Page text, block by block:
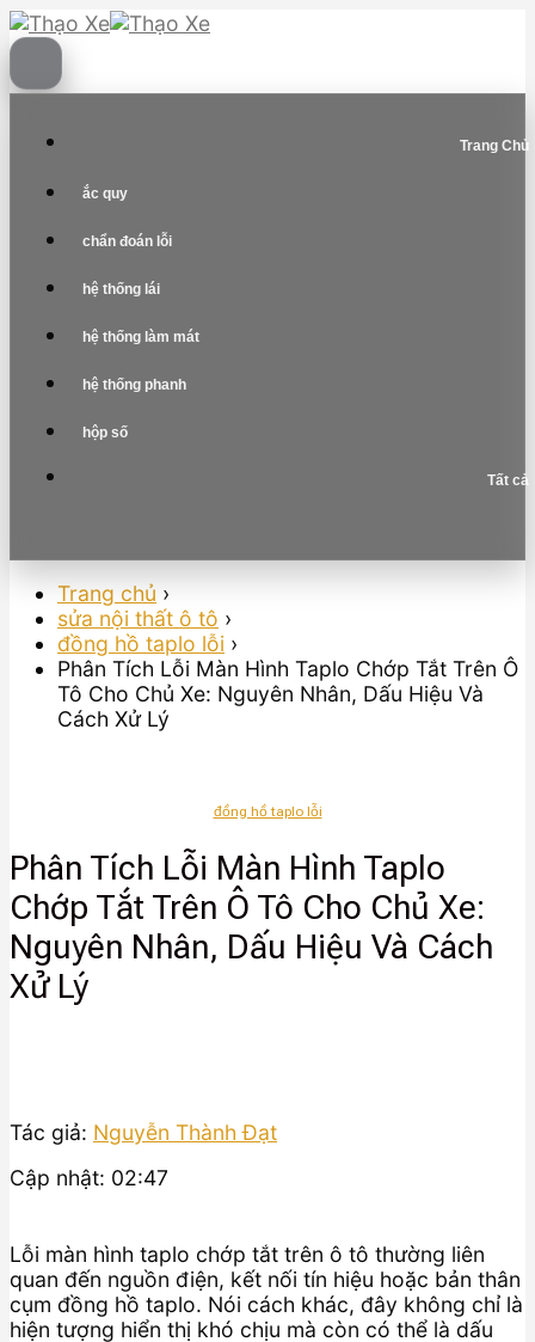
Skip
to
content
Trang Chủ
ắc quy
chẩn đoán lỗi
hệ thống lái
hệ thống làm mát
hệ thống phanh
hộp số
Tất cả
Trang chủ ›
sửa nội thất ô tô ›
đồng hồ taplo lỗi ›
Phân Tích Lỗi Màn Hình Taplo Chớp Tắt Trên Ô
Tô Cho Chủ Xe: Nguyên Nhân, Dấu Hiệu Và
Cách Xử Lý
đồng hồ taplo lỗi
Phân Tích Lỗi Màn Hình Taplo
Chớp Tắt Trên Ô Tô Cho Chủ Xe:
Nguyên Nhân, Dấu Hiệu Và Cách
Xử Lý
Tác giả: Nguyễn Thành Đạt
Cập nhật: 02:47
Lỗi màn hình taplo chớp tắt trên ô tô thường liên
quan đến nguồn điện, kết nối tín hiệu hoặc bản thân
cụm đồng hồ taplo. Nói cách khác, đây không chỉ là
hiện tượng hiển thị khó chịu mà còn có thể là dấu